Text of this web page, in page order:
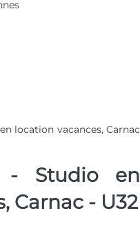
location vacances, Carnac
- Studio en
Carnac - U32